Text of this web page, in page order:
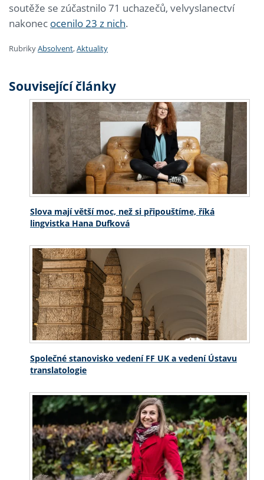
soutěže se zúčastnilo 71 uchazečů, velvyslanectví
nakonec ocenilo 23 z nich.
RubrikyAbsolvent,Aktuality
Související články
Slova mají větší moc, než si připouštíme, říká
lingvistka Hana Dufková
Společné stanovisko vedení FF UK a vedení Ústavu
translatologie